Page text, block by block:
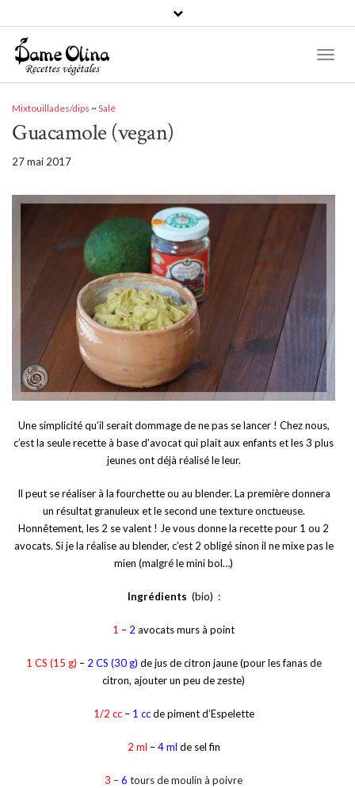
Recettes par catégories
Recettes
Mixtouillades/dips ~Salé
Guacamole (vegan)
27 mai 2017
Une simplicité qu’il serait dommage de ne pas se lancer ! Chez nous,
c’est la seule recette à base d’avocat qui plait aux enfants et les 3 plus
jeunes ont déjà réalisé le leur.
Il peut se réaliser à la fourchette ou au blender. La première donnera
un résultat granuleux et le second une texture onctueuse.
Honnêtement, les 2 se valent ! Je vous donne la recette pour 1 ou 2
avocats. Si je la réalise au blender, c’est 2 obligé sinon il ne mixe pas le
mien (malgré le mini bol…)
Ingrédients (bio) :
1 – 2 avocats murs à point
1 CS (15 g) – 2 CS (30 g) de jus de citron jaune (pour les fanas de
citron, ajouter un peu de zeste)
1/2 cc– 1 ccde piment d’Espelette
2 ml –4 ml de sel fin
3 –6 tours de moulin à poivre